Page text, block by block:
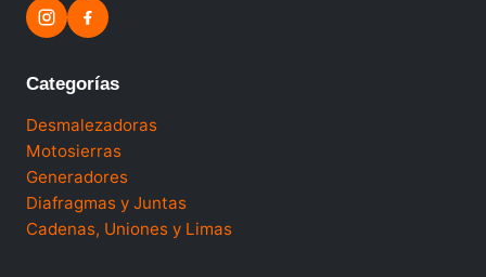
Categorías
Desmalezadoras
Motosierras
Generadores
Diafragmas y Juntas
Cadenas, Uniones y Limas